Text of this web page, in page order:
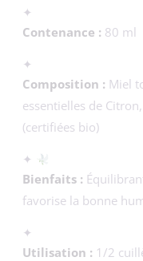
✦
Contenance : 80 ml
✦
Composition : Miel
essentielles de
(certifiées bio)
✦
Bienfaits :
favorise la bonne
✦
Utilisation : 1/2